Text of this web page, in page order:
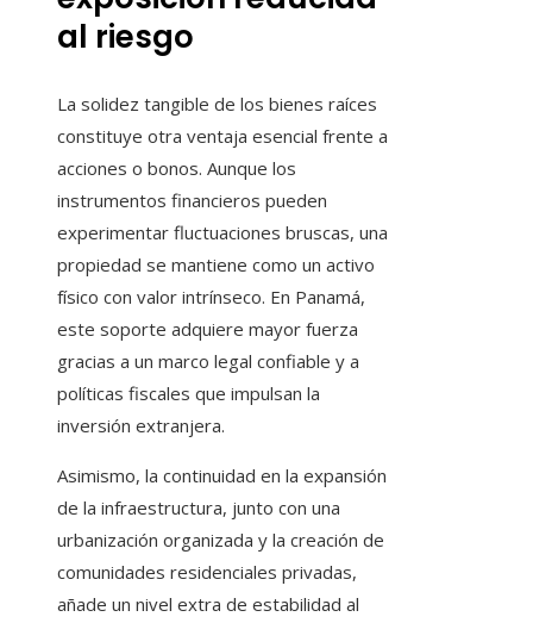
al riesgo
La solidez tangible de los bienes raíces
constituye otra ventaja esencial frente a
acciones o bonos. Aunque los
instrumentos financieros pueden
experimentar fluctuaciones bruscas, una
propiedad se mantiene como un activo
físico con valor intrínseco. En Panamá,
este soporte adquiere mayor fuerza
gracias a un marco legal confiable y a
políticas fiscales que impulsan la
inversión extranjera.
Asimismo, la continuidad en la expansión
de la infraestructura, junto con una
urbanización organizada y la creación de
comunidades residenciales privadas,
añade un nivel extra de estabilidad al